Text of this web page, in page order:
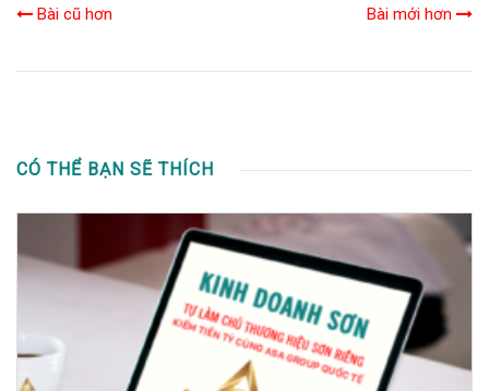
Bài cũ hơn Bài mới hơn
CÓ THỂ BẠN SẼ THÍCH